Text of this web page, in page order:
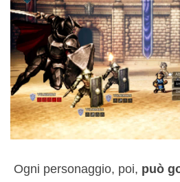
Ogni personaggio, poi, può